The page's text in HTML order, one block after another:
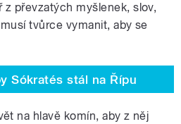
převzatých myšlenek, slov,
tvůrce vymanit, aby se
Sókratés stál na Řípu
na hlavě komín, aby z něj